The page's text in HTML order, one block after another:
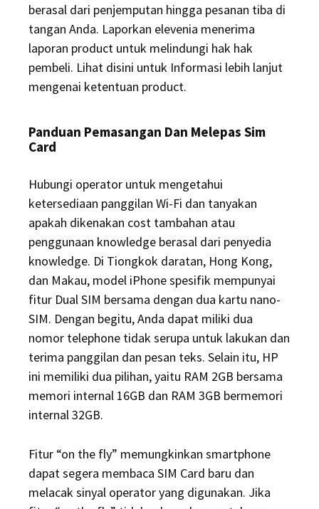
berasal dari penjemputan hingga pesanan tiba di
tangan Anda. Laporkan elevenia menerima
laporan product untuk melindungi hak hak
pembeli. Lihat disini untuk Informasi lebih lanjut
mengenai ketentuan product.
Panduan Pemasangan Dan Melepas Sim
Card
Hubungi operator untuk mengetahui
ketersediaan panggilan Wi-Fi dan tanyakan
apakah dikenakan cost tambahan atau
penggunaan knowledge berasal dari penyedia
knowledge. Di Tiongkok daratan, Hong Kong,
dan Makau, model iPhone spesifik mempunyai
fitur Dual SIM bersama dengan dua kartu nano-
SIM. Dengan begitu, Anda dapat miliki dua
nomor telephone tidak serupa untuk lakukan dan
terima panggilan dan pesan teks. Selain itu, HP
ini memiliki dua pilihan, yaitu RAM 2GB bersama
memori internal 16GB dan RAM 3GB bermemori
internal 32GB.
Fitur “on the fly” memungkinkan smartphone
dapat segera membaca SIM Card baru dan
melacak sinyal operator yang digunakan. Jika